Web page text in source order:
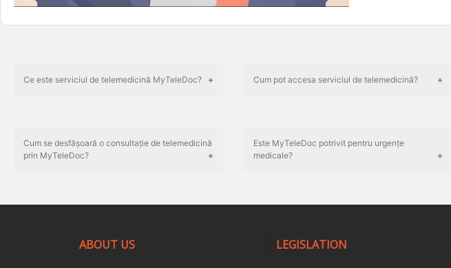
Ce este serviciul de telemedicină MyTeleDoc? Cum pot accesa serviciul de telemedicină?
Cum se desfășoară o consultație de telemedicină
prin MyTeleDoc?
Este MyTeleDoc potrivit pentru urgențe
medicale?
ABOUT US LEGISLATION